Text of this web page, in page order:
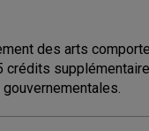
des arts
crédits